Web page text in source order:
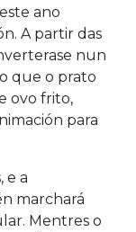
ano
A partir das
nun
que o prato
ovo frito,
para
e a
marchará
Mentres o